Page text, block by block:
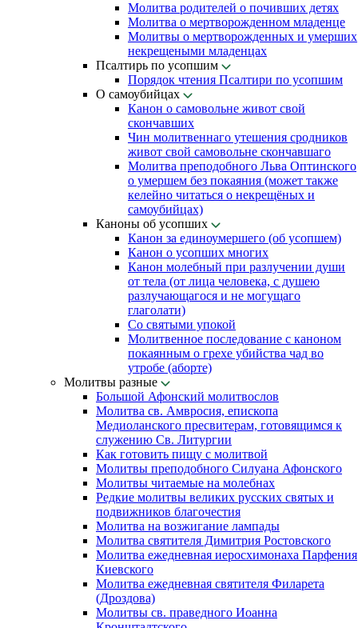
Молитва родителей о почивших детях
Молитва о мертворожденном младенце
Молитвы о мертворожденных и умерших
некрещеными младенцах
Псалтирь по усопшим
Порядок чтения Псалтири по усопшим
О самоубийцах
Канон о самовольне живот свой
скончавших
Чин молитвеннаго утешения сродников
живот свой самовольне скончавшаго
Молитва преподобного Льва Оптинского
о умершем без покаяния (может также
келейно читаться о некрещёных и
самоубийцах)
Каноны об усопших
Канон за единоумершего (об усопшем)
Канон о усопших многих
Канон молебный при разлучении души
от тела (от лица человека, с душею
разлучающагося и не могущаго
глаголати)
Со святыми упокой
Молитвенное последование с каноном
покаянным о грехе убийства чад во
утробе (аборте)
Молитвы разные
Большой Афонский молитвослов
Молитва св. Амвросия, епископа
Медиоланского пресвитерам, готовящимся к
служению Св. Литургии
Как готовить пищу с молитвой
Молитвы преподобного Силуана Афонского
Молитвы читаемые на молебнах
Редкие молитвы великих русских святых и
подвижников благочестия
Молитва на возжигание лампады
Молитва святителя Димитрия Ростовского
Молитва ежедневная иеросхимонаха Парфения
Киевского
Молитва ежедневная святителя Филарета
(Дроздова)
Молитвы св. праведного Иоанна